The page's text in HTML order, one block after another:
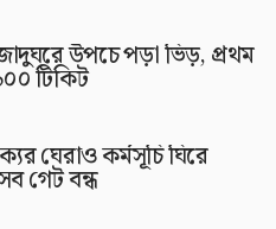
উপচে পড়া ভিড়, প্রথম
টিকিট
ঘেরাও কর্মসূচি ঘিরে
গেট বন্ধ